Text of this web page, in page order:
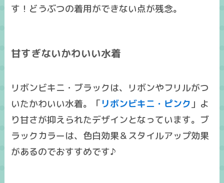
す！どうぶつの着用ができない点が残念。
甘すぎないかわいい水着
リボンビキニ・ブラックは、リボンやフリルがつ
いたかわいい水着。「リボンビキニ・ピンク 」よ
り甘さが抑えられたデザインとなっています。ブ
ラックカラーは、色白効果＆スタイルアップ効果
があるのでおすすめです♪